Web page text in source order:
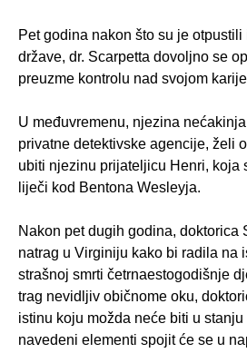
Pet godina nakon što su je
države, dr. Scarpetta dovoljno se
preuzme kontrolu nad svojom
U međuvremenu, njezina
privatne detektivske agencije, želi
ubiti njezinu prijateljicu Henri, koja
liječi kod Bentona Wesleyja.
Nakon pet dugih godina, doktorica
natrag u Virginiju kako bi radila na
strašnoj smrti četrnaestogodišnje
trag nevidljiv običnome oku,
istinu koju možda neće biti u
navedeni elementi spojit će se u